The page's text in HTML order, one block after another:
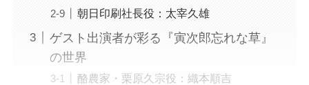
朝日印刷社長役：太宰久雄
ゲスト出演者が彩る『寅次郎忘れな草』
の世界
酪農家・栗原久宗役：織本順吉